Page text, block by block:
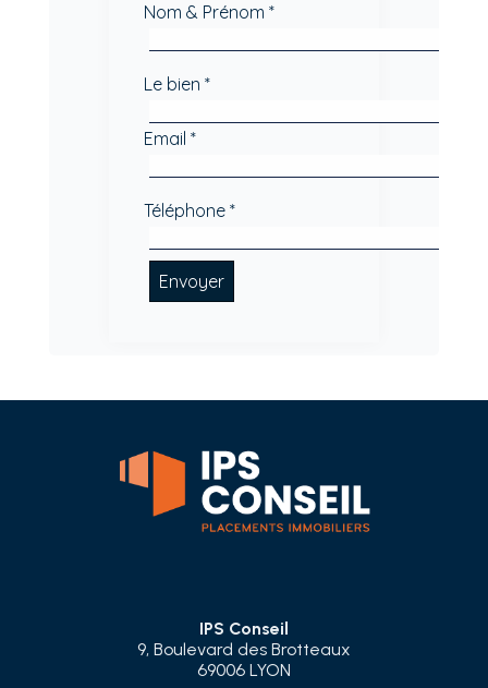
Nom & Prénom *
Le bien *
Email *
Téléphone *
IPS Conseil
9, Boulevard des Brotteaux
69006 LYON